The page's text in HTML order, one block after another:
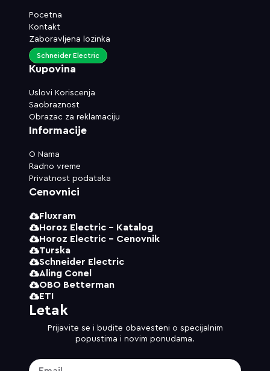
Pocetna
Kontakt
Zaboravljena lozinka
Kupovina
Uslovi Koriscenja
Saobraznost
Obrazac za reklamaciju
Schneider Electric
Informacije
O Nama
Radno vreme
Privatnost podataka
Cenovnici
Fluxram
Horoz Electric - Katalog
Horoz Electric - Cenovnik
Turska
Schneider Electric
Aling Conel
OBO Betterman
ETI
Letak
Prijavite se i budite obavesteni o specijalnim
popustima i novim ponudama.